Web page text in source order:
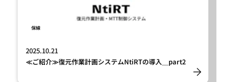
保線
2025.10.21
≪ご紹介≫復元作業計画システムNtiRTの導入＿part2